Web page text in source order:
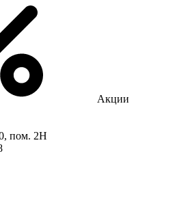
Акции
пом. 2Н